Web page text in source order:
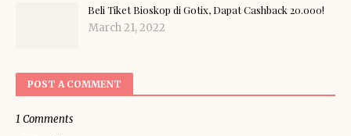
Beli Tiket Bioskop di Gotix, Dapat Cashback 20.000!
March 21, 2022
POST A COMMENT
1 Comments